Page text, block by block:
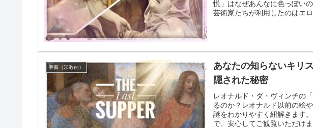
悦」はなぜあんなに色っぽい
芸術家たちが利用したのはエ
聖書（宗教画）
あなたの知らないキリ
隠された秘密
レオナルド・ダ・ヴィンチの
るのか？レオナルド以前の絵
謎をわかりやすく紐解きます
で、安心してご観覧いただけま